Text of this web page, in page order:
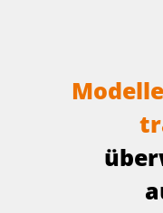
Modelle
tr
über
a